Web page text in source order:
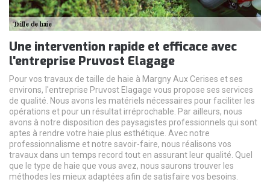
Une intervention rapide et efficace avec
l'entreprise Pruvost Elagage
Pour vos travaux de taille de haie à Margny Aux Cerises et ses
environs, l'entreprise Pruvost Elagage vous propose ses services
de qualité. Nous avons les matériels nécessaires pour faciliter les
opérations et pour un résultat irréprochable. Par ailleurs, nous
avons à notre disposition des paysagistes professionnels qui sont
aptes à rendre votre haie plus esthétique. Avec notre
professionnalisme et notre savoir-faire, nous réalisons vos
travaux dans un temps record tout en assurant leur qualité. Quel
que le type de haie que vous avez, nous saurons trouver les
méthodes les mieux adaptées afin de satisfaire vos besoins.